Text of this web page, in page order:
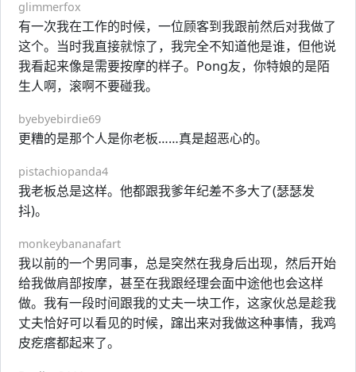
glimmerfox
有一次我在工作的时候，一位顾客到我跟前然后对我做了
这个。当时我直接就惊了，我完全不知道他是谁，但他说
我看起来像是需要按摩的样子。Pong友，你特娘的是陌
生人啊，滚啊不要碰我。
byebyebirdie69
更糟的是那个人是你老板……真是超恶心的。
pistachiopanda4
我老板总是这样。他都跟我爹年纪差不多大了(瑟瑟发
抖)。
monkeybananafart
我以前的一个男同事，总是突然在我身后出现，然后开始
给我做肩部按摩，甚至在我跟经理会面中途他也会这样
做。我有一段时间跟我的丈夫一块工作，这家伙总是趁我
丈夫恰好可以看见的时候，蹿出来对我做这种事情，我鸡
皮疙瘩都起来了。